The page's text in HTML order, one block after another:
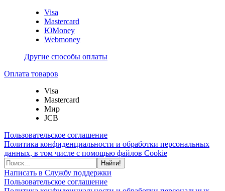
Visa
Mastercard
ЮMoney
Webmoney
Другие способы оплаты
Оплата товаров
Visa
Mastercard
Мир
JCB
Пользовательское соглашение
Политика конфиденциальности и обработки персональных
данных, в том числе с помощью файлов Cookie
Найти!
Написать в Службу поддержки
Пользовательское соглашение